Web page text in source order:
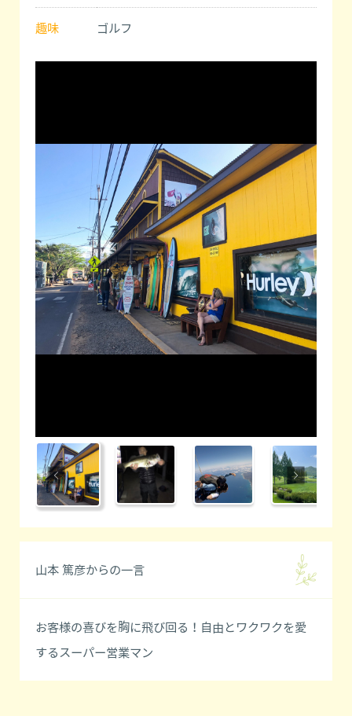
趣味 ゴルフ
山本 篤彦からの一言
お客様の喜びを胸に飛び回る！自由とワクワクを愛
するスーパー営業マン